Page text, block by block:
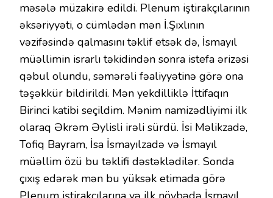
məsələ müzakirə edildi. Plenum iştirakçılarının
əksəriyyəti, o cümlədən mən İ.Şıxlının
vəzifəsində qalmasını təklif etsək də, İsmayıl
müəllimin israrlı təkidindən sonra istefa ərizəsi
qəbul olundu, səmərəli fəaliyyətinə görə ona
təşəkkür bildirildi. Mən yekdilliklə İttifaqın
Birinci katibi seçildim. Mənim namizədliyimi ilk
olaraq Əkrəm Əylisli irəli sürdü. İsi Məlikzadə,
Tofiq Bayram, İsa İsmayılzadə və İsmayıl
müəllim özü bu təklifi dəstəklədilər. Sonda
çıxış edərək mən bu yüksək etimada görə